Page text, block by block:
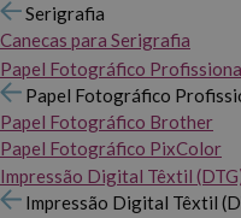
Serigrafia
Canecas para Serigrafia
Papel Fotográfico
Papel Fotográfico
Papel Fotográfico Brother
Papel Fotográfico PixColor
Impressão Digital Têxtil
Impressão Digital Têxtil